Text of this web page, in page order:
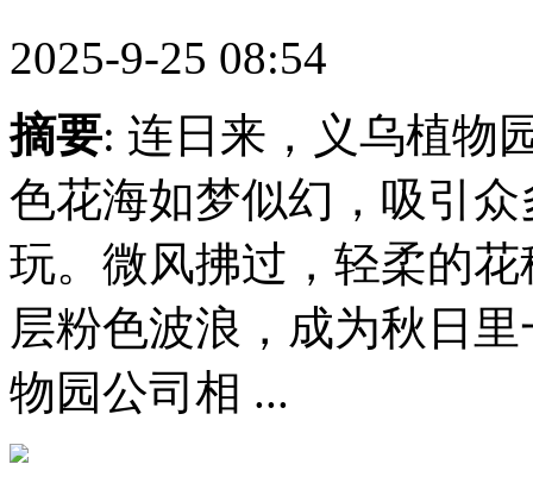
2025-9-25 08:54
摘要: 连日来，义乌植物
色花海如梦似幻，吸引
玩。微风拂过，轻柔的
层粉色波浪，成为秋日
物园公司相 ...